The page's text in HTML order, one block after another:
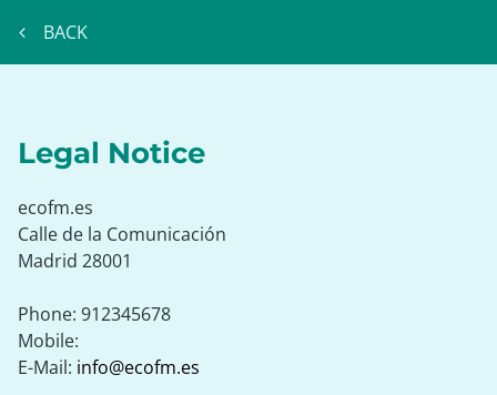
BACK
Legal Notice
ecofm.es
Calle de la Comunicación
Madrid 28001
Phone: 912345678
Mobile:
E-Mail: info@ecofm.es